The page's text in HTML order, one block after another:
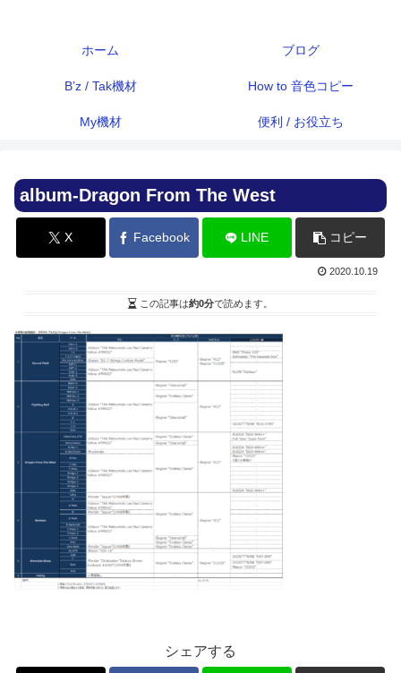
ホーム ブログ
B’z / Tak機材 How to 音色コピー
My機材 便利 / お役立ち
album-Dragon From The West
X Facebook LINE コピー
2020.10.19
この記事は約0分で読めます。
シェアする